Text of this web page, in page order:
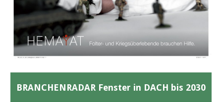
BRANCHENRADAR Fenster in DACH bis 2030